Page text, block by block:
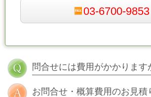
03-6700-9853
問合せには費用がかかります
お問合せ・概算費用のお見積